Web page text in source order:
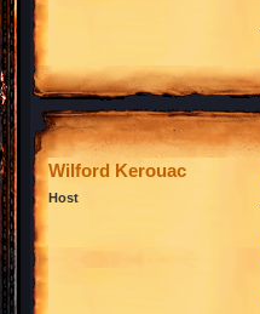
Wilford Kerouac
Host